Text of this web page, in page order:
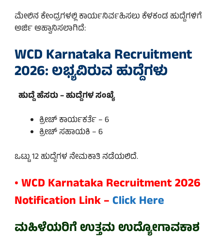
ಮೇಲಿನ ಕೇಂದ್ರಗಳಲ್ಲಿ ಕಾರ್ಯನಿರ್ವಹಿಸಲು ಕೆಳಕಂಡ ಹುದ್ದೆಗಳಿಗೆ
ಅರ್ಜಿ ಆಹ್ವಾನಿಸಲಾಗಿದೆ:
WCD Karnataka Recruitment
2026: ಲಭ್ಯವಿರುವ ಹುದ್ದೆಗಳು
ಹುದ್ದೆ ಹೆಸರು – ಹುದ್ದೆಗಳ ಸಂಖ್ಯೆ
ಕ್ರೀಚ್ ಕಾರ್ಯಕರ್ತೆ – 6
ಕ್ರೀಚ್ ಸಹಾಯಕಿ – 6
ಒಟ್ಟು 12 ಹುದ್ದೆಗಳ ನೇಮಕಾತಿ ನಡೆಯಲಿದೆ.
• WCD Karnataka Recruitment 2026
Notification Link – Click Here
ಮಹಿಳೆಯರಿಗೆ ಉತ್ತಮ ಉದ್ಯೋಗಾವಕಾಶ